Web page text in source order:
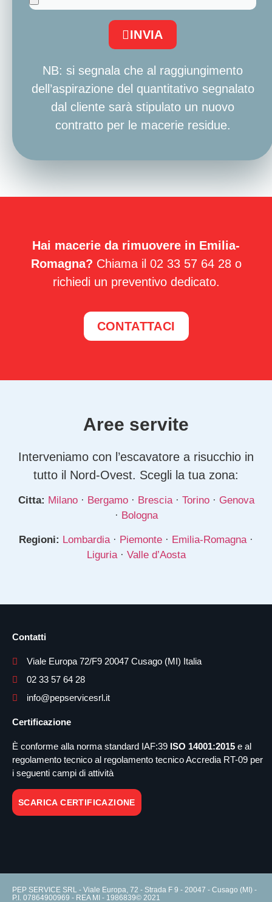
INVIA
NB: si segnala che al raggiungimento
dell’aspirazione del quantitativo segnalato
dal cliente sarà stipulato un nuovo
contratto per le macerie residue.
Hai macerie da rimuovere in Emilia-
Romagna? Chiama il 02 33 57 64 28 o
richiedi un preventivo dedicato.
CONTATTACI
Aree servite
Interveniamo con l’escavatore a risucchio in
tutto il Nord-Ovest. Scegli la tua zona:
Citta: Milano· Bergamo· Brescia· Torino· Genova
· Bologna
Regioni: Lombardia· Piemonte · Emilia-Romagna·
Liguria· Valle d’Aosta
Contatti
Viale Europa 72/F9 20047 Cusago (MI) Italia
02 33 57 64 28
info@pepservicesrl.it
Certificazione
È conforme alla norma standard IAF:39 ISO 14001:2015 e al
regolamento tecnico al regolamento tecnico Accredia RT-09 per
i seguenti campi di attività
SCARICA CERTIFICAZIONE
PEP SERVICE SRL - Viale Europa, 72 - Strada F 9 - 20047 - Cusago (MI) -
P.I. 07864900969 - REA MI - 1986839© 2021